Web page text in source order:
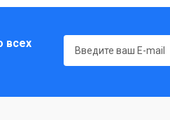
всех